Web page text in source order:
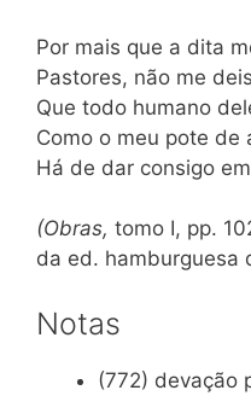
Por mais que a dita
Pastores, não me
Que todo humano
Como o meu pote de
Há de dar consigo
(Obras, tomo I, pp.
da ed. hamburguesa
Notas
(772) devação